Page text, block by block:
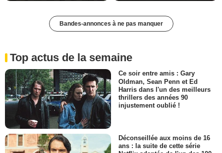
Bandes-annonces à ne pas manquer
Top actus de la semaine
Ce soir entre amis : Gary
Oldman, Sean Penn et Ed
Harris dans l'un des meilleurs
thrillers des années 90
injustement oublié !
Déconseillée aux moins de 16
ans : la suite de cette série